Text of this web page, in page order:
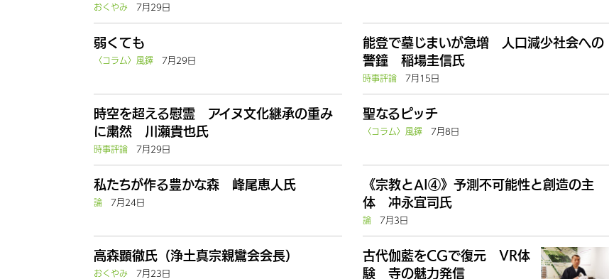
おくやみ
7月29日
弱くても
〈コラム〉風鐸
7月29日
時空を超える慰霊 アイヌ文化継承の重み
に粛然 川瀬貴也氏
時事評論
7月29日
私たちが作る豊かな森 峰尾恵人氏
論
7月24日
高森顕徹氏（浄土真宗親鸞会会長）
おくやみ
7月23日
能登で墓じまいが急増 人口減少社会への
警鐘 稲場圭信氏
時事評論
7月15日
聖なるピッチ
〈コラム〉風鐸
7月8日
《宗教とAI④》予測不可能性と創造の主
体 冲永宜司氏
論
7月3日
古代伽藍をCGで復元 VR体
験 寺の魅力発信